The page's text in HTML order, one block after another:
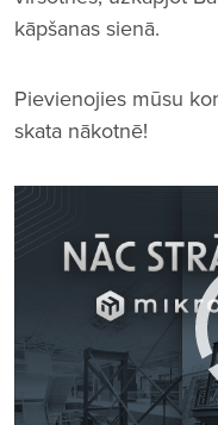
kāpšanas sienā.
Pievienojies mūsu
skata nākotnē!